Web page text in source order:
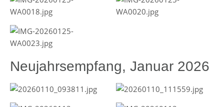
Neujahrsempfang, Januar 2026